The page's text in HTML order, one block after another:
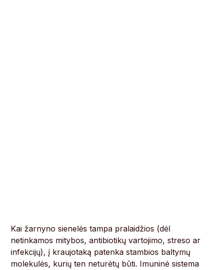
Kai žarnyno sienelės tampa pralaidžios (dėl
netinkamos mitybos, antibiotikų vartojimo, streso ar
infekcijų), į kraujotaką patenka stambios baltymų
molekulės, kurių ten neturėtų būti. Imuninė sistema